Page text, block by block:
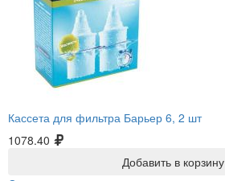
Кассета для фильтра Барьер 6, 2 шт
1078.40
Добавить в корзину